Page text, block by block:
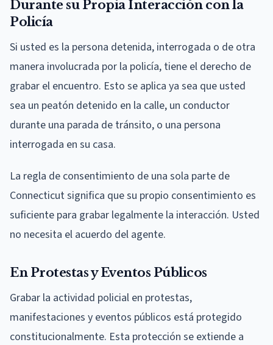
Durante su Propia Interacción con la
Policía
Si usted es la persona detenida, interrogada o de otra
manera involucrada por la policía, tiene el derecho de
grabar el encuentro. Esto se aplica ya sea que usted
sea un peatón detenido en la calle, un conductor
durante una parada de tránsito, o una persona
interrogada en su casa.
La regla de consentimiento de una sola parte de
Connecticut significa que su propio consentimiento es
suficiente para grabar legalmente la interacción. Usted
no necesita el acuerdo del agente.
En Protestas y Eventos Públicos
Grabar la actividad policial en protestas,
manifestaciones y eventos públicos está protegido
constitucionalmente. Esta protección se extiende a